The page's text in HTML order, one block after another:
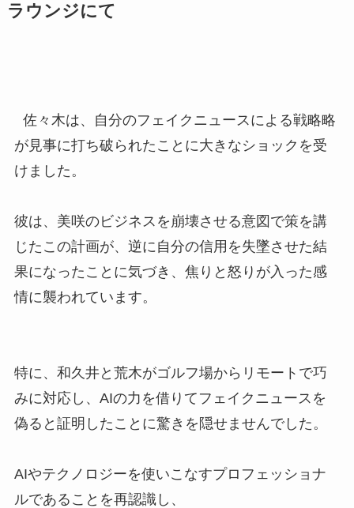
ラウンジにて
佐々木は、自分のフェイクニュースによる戦略略
が見事に打ち破られたことに大きなショックを受
けました。
彼は、美咲のビジネスを崩壊させる意図で策を講
じたこの計画が、逆に自分の信用を失墜させた結
果になったことに気づき、焦りと怒りが入った感
情に襲われています。
特に、和久井と荒木がゴルフ場からリモートで巧
みに対応し、AIの力を借りてフェイクニュースを
偽ると証明したことに驚きを隠せませんでした。
AIやテクノロジーを使いこなすプロフェッショナ
ルであることを再認識し、